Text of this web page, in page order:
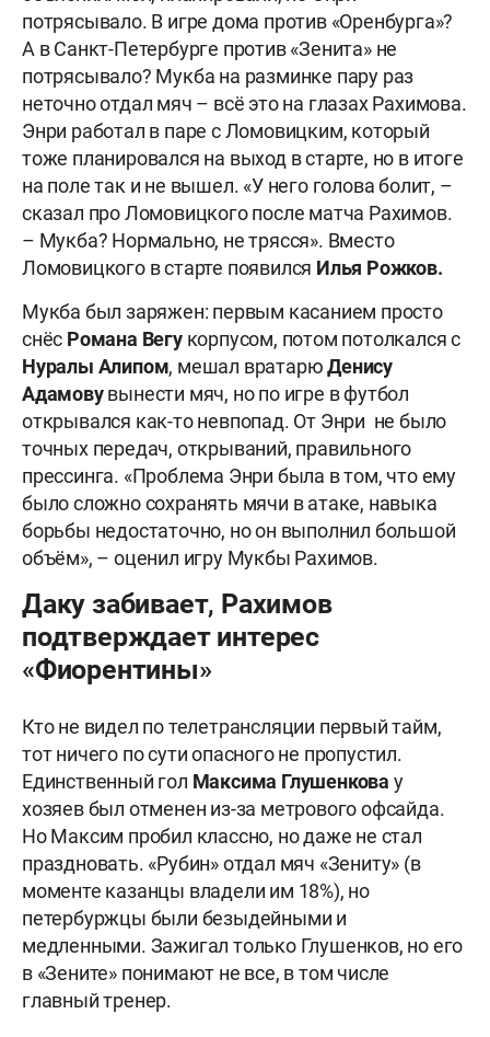
потрясывало. В игре дома против «Оренбурга»?
А в Санкт-Петербурге против «Зенита» не
потрясывало? Мукба на разминке пару раз
неточно отдал мяч – всё это на глазах Рахимова.
Энри работал в паре с Ломовицким, который
тоже планировался на выход в старте, но в итоге
на поле так и не вышел. «У него голова болит, –
сказал про Ломовицкого после матча Рахимов.
– Мукба? Нормально, не трясся». Вместо
Ломовицкого в старте появился Илья Рожков.
Мукба был заряжен: первым касанием просто
снёс Романа Вегу корпусом, потом потолкался с
Нуралы Алипом, мешал вратарюДенису
Адамовувынести мяч, но по игре в футбол
открывался как-то невпопад. От Энри не было
точных передач, открываний, правильного
прессинга. «Проблема Энри была в том, что ему
было сложно сохранять мячи в атаке, навыка
борьбы недостаточно, но он выполнил большой
объём», – оценил игру Мукбы Рахимов.
Даку забивает, Рахимов
подтверждает интерес
«Фиорентины»
Кто не видел по телетрансляции первый тайм,
тот ничего по сути опасного не пропустил.
Единственный гол Максима Глушенкова у
хозяев был отменен из-за метрового офсайда.
Но Максим пробил классно, но даже не стал
праздновать. «Рубин» отдал мяч «Зениту» (в
моменте казанцы владели им 18%), но
петербуржцы были безыдейными и
медленными. Зажигал только Глушенков, но его
в «Зените» понимают не все, в том числе
главный тренер.